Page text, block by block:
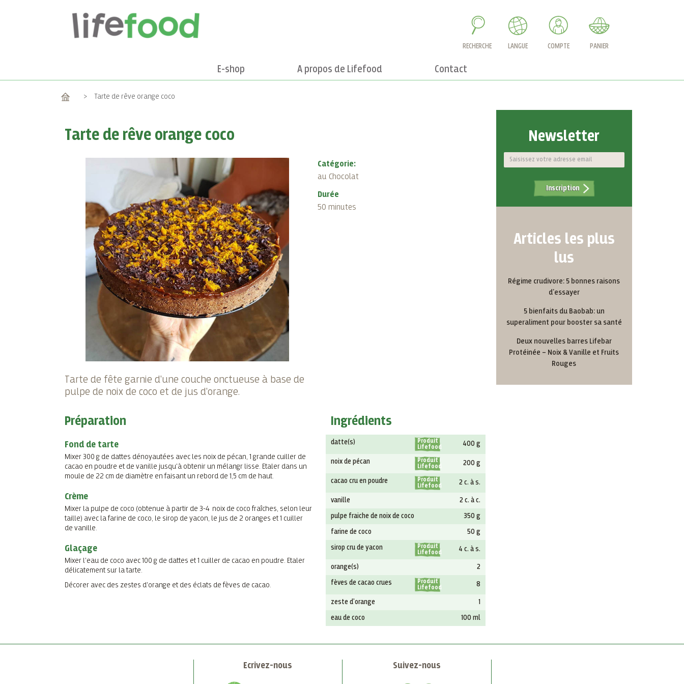
RECHERCHE LANGUE COMPTE PANIER
E-shop A propos de Lifefood Contact
Accueil > Tarte de rêve orange coco
Tarte de rêve orange coco
Tarte de fête garnie d'une couche onctueuse à base de
pulpe de noix de coco et de jus d'orange.
Catégorie:
au Chocolat
Durée
50 minutes
Préparation
Fond de tarte
Mixer 300 g de dattes dénoyautées avec les noix de pécan, 1 grande cuiller de
cacao en poudre et de vanille jusqu'à obtenir un mélangr lisse. Etaler dans un
moule de 22 cm de diamètre en faisant un rebord de 1,5 cm de haut.
Crème
Mixer la pulpe de coco (obtenue à partir de 3-4 noix de coco fraîches, selon leur
taille) avec la farine de coco, le sirop de yacon, le jus de 2 oranges et 1 cuiller
de vanille.
Glaçage
Mixer l'eau de coco avec 100 g de dattes et 1 cuiller de cacao en poudre. Etaler
délicatement sur la tarte.
Décorer avec des zestes d'orange et des éclats de fèves de cacao.
Ingrédients
datte(s)
Produit
Lifefood
400 g
noix de pécan
Produit
Lifefood
200 g
cacao cru en poudre
Produit
Lifefood
2 c. à s.
vanille 2 c. à c.
pulpe fraiche de noix de coco 350 g
farine de coco 50 g
sirop cru de yacon
Produit
Lifefood
4 c. à s.
orange(s) 2
fèves de cacao crues
Produit
Lifefood
8
zeste d'orange 1
eau de coco 100 ml
Newsletter
Inscription
Articles les plus
lus
Régime crudivore: 5 bonnes raisons
d'essayer
5 bienfaits du Baobab: un
superaliment pour booster sa santé
Deux nouvelles barres Lifebar
Protéinée – Noix & Vanille et Fruits
Rouges
Ecrivez-nous Suivez-nous